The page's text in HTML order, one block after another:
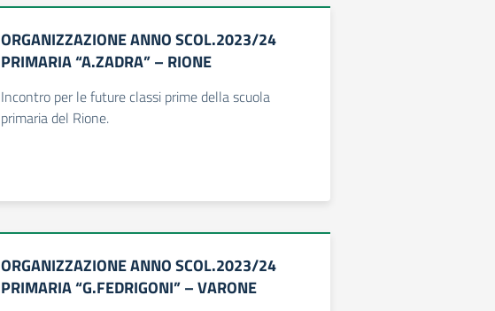
ORGANIZZAZIONE ANNO SCOL.2023/24
PRIMARIA “A.ZADRA” – RIONE
Incontro per le future classi prime della scuola
primaria del Rione.
ORGANIZZAZIONE ANNO SCOL.2023/24
PRIMARIA “G.FEDRIGONI” – VARONE